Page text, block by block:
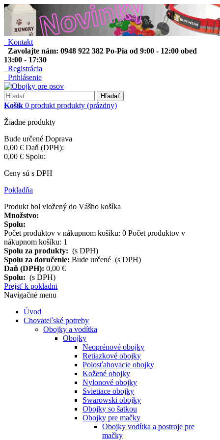
Kontakt
Zavolajte nám: 0948 922 382 Po-Pia od 9:00 - 12:00 obed
13:00 - 17:30
Registrácia
Prihlásenie
Hľadať
Košík 0 produkt produkty (prázdny)
Žiadne produkty
Bude určené Doprava
0,00 € Daň (DPH):
0,00 € Spolu:
Ceny sú s DPH
Pokladňa
Produkt bol vložený do Vášho košíka
Množstvo:
Spolu:
Počet produktov v nákupnom košíku: 0 Počet produktov v
nákupnom košíku: 1
Spolu za produkty: (s DPH)
Spolu za doručenie: Bude určené (s DPH)
Daň (DPH): 0,00 €
Spolu: (s DPH)
Prejsť k pokladni
Navigačné menu
Úvod
Chovateľské potreby
Obojky a vodítka
Obojky
Neoprénové obojky
Retiazkové obojky
Polosťahovacie obojky
Kožené obojky
Nylonové obojky
Svietiace obojky
Swarowski obojky
Obojky so šatkou
Obojky pre mačky
Obojky vodítka a postroje pre
mačky